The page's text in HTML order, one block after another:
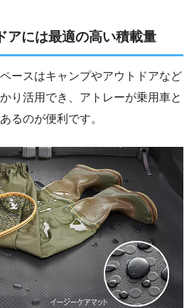
アには最適の高い積載量
ースはキャンプやアウトドアなど
り活用でき、アトレーが乗用車と
るのが便利です。